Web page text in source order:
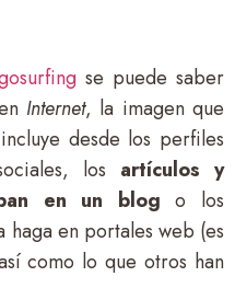
se puede saber
Internet, la imagen que
desde los perfiles
los artículos y
en un blog o los
haga en portales web (es
como lo que otros han